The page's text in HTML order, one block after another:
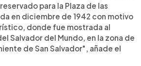
para la Plaza de las
en diciembre de 1942 con motivo
donde fue mostrada al
Salvador del Mundo, en la zona de
de San Salvador", añade el